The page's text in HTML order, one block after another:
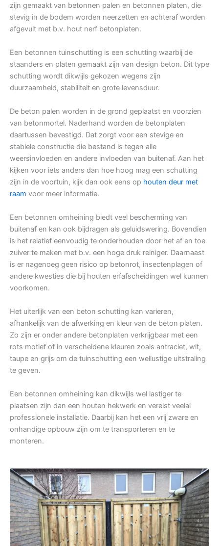
zijn gemaakt van betonnen palen en betonnen platen, die
stevig in de bodem worden neerzetten en achteraf worden
afgevult met b.v. hout nerf betonplaten.
Een betonnen tuinschutting is een schutting waarbij de
staanders en platen gemaakt zijn van design beton. Dit type
schutting wordt dikwijls gekozen wegens zijn
duurzaamheid, stabiliteit en grote levensduur.
De beton palen worden in de grond geplaatst en voorzien
van betonmortel. Naderhand worden de betonplaten
daartussen bevestigd. Dat zorgt voor een stevige en
stabiele constructie die bestand is tegen alle
weersinvloeden en andere invloeden van buitenaf. Aan het
kijken voor iets anders dan hoe hoog mag een schutting
zijn in de voortuin, kijk dan ook eens op houten deur met
raam voor meer informatie.
Een betonnen omheining biedt veel bescherming van
buitenaf en kan ook bijdragen als geluidswering. Bovendien
is het relatief eenvoudig te onderhouden door het af en toe
zuiver te maken met b.v. een hoge druk reiniger. Daarnaast
is er nagenoeg geen risico op betonrot, insectenplagen of
andere kwesties die bij houten erfafscheidingen wel kunnen
voorkomen.
Het uiterlijk van een beton schutting kan varieren,
afhankelijk van de afwerking en kleur van de beton platen.
Zo zijn er onder andere betonplaten verkrijgbaar met een
rots motief of in verscheidene kleuren zoals antraciet, wit,
taupe en grijs om de tuinschutting een wellustige uitstraling
te geven.
Een betonnen omheining kan dikwijls wel lastiger te
plaatsen zijn dan een houten hekwerk en vereist veelal
professionele installatie. Daarbij kan het een vrij zware en
onhandige opbouw zijn om te transporteren en te
monteren.